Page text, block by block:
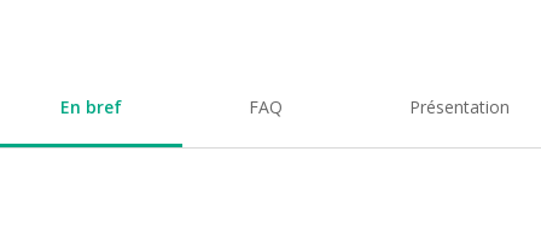
En bref FAQ Présentation